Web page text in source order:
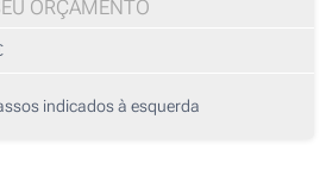
ORÇAMENTO
indicados à esquerda